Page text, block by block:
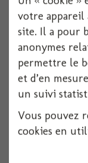
votre appareil
site. Il a pour
anonymes
permettre le
et d’en
un suivi
Vous pouvez
cookies en